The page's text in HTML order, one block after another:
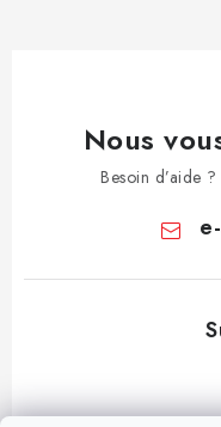
Nous
Besoin d’aide